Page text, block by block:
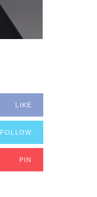
LIKE
FOLLOW
PIN